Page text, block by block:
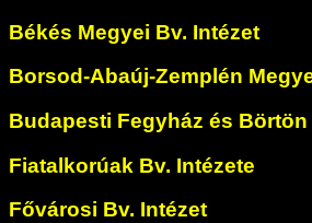
Békés Megyei Bv. Intézet
Borsod-Abaúj-Zemplén
Budapesti Fegyház és Börtön
Fiatalkorúak Bv. Intézete
Fővárosi Bv. Intézet